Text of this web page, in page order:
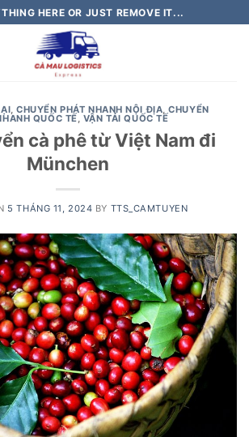
HERE OR JUST REMOVE IT...
,CHUYỂN PHÁT NHANH NỘI ĐỊA,CHUYỂN
QUỐC TẾ, VẬN TẢI QUỐC TẾ
cà phê từ Việt Nam đi
München
5 THÁNG 11, 2024 BY TTS_CAMTUYEN